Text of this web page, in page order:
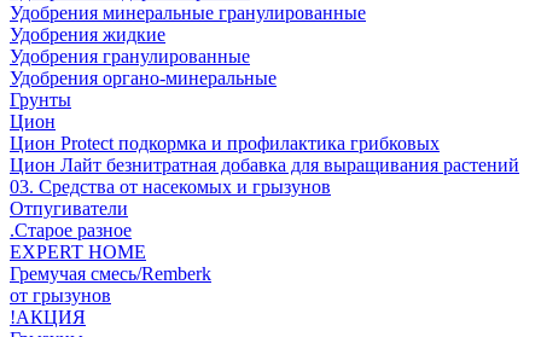
Удобрения минеральные гранулированные
Удобрения жидкие
Удобрения гранулированные
Удобрения органо-минеральные
Грунты
Цион
Цион Protect подкормка и профилактика грибковых
Цион Лайт безнитратная добавка для выращивания растений
03. Средства от насекомых и грызунов
Отпугиватели
.Старое разное
EXPERT HOME
Гремучая смесь/Remberk
от грызунов
!АКЦИЯ